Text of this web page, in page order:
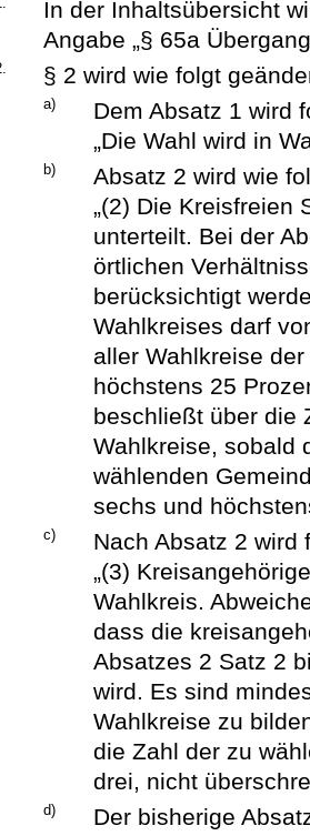
In der Inhaltsübersicht
Angabe „§ 65a
§ 2 wird wie folgt
a)
Dem Absatz 1 wird
„Die Wahl wird in
b)
Absatz 2 wird wie
„(2) Die Kreisfreien
unterteilt. Bei der
örtlichen
berücksichtigt
Wahlkreises darf
aller Wahlkreise
höchstens 25
beschließt über die
Wahlkreise, sobald
wählenden
sechs und
c)
Nach Absatz 2 wird
„(3)
Wahlkreis.
dass die
Absatzes 2 Satz 2
wird. Es sind
Wahlkreise zu
die Zahl der zu
drei, nicht
d) Der bisherige